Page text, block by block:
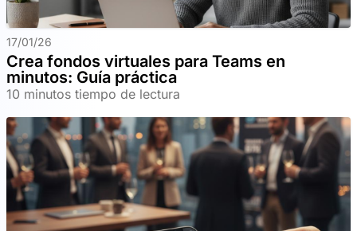
17/01/26
Crea fondos virtuales para Teams en
minutos: Guía práctica
10 minutos tiempo de lectura